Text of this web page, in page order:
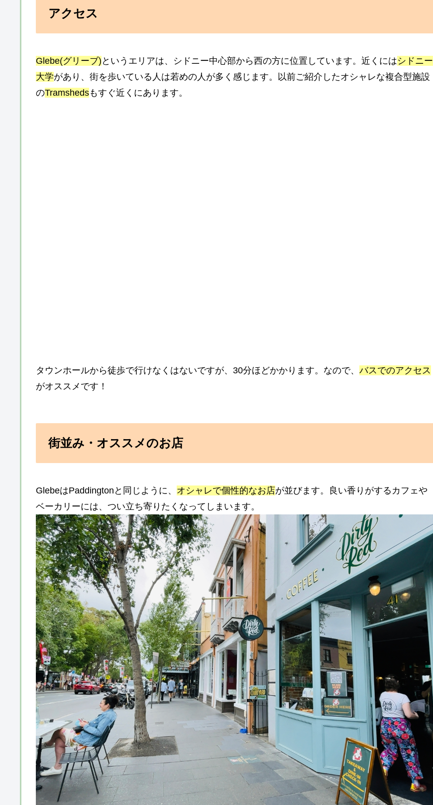
アクセス
Glebe(グリーブ) というエリアは、シドニー中心部から西の方に位置しています。近くにはシドニー
大学があり、街を歩いている人は若めの人が多く感じます。以前ご紹介したオシャレな複合型施設
のTramshedsもすぐ近くにあります。
タウンホールから徒歩で行けなくはないですが、30分ほどかかります。なので、 バスでのアクセス
がオススメです！
街並み・オススメのお店
GlebeはPaddingtonと同じように、 オシャレで個性的なお店が並びます。良い香りがするカフェや
ベーカリーには、つい立ち寄りたくなってしまいます。